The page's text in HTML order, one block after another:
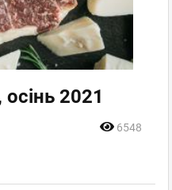
2021
6548